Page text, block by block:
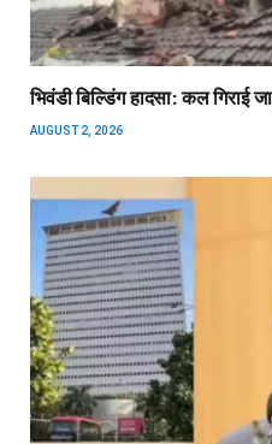
भिवंडी बिल्डिंग हादसा: कल गिराई
AUGUST 2, 2026